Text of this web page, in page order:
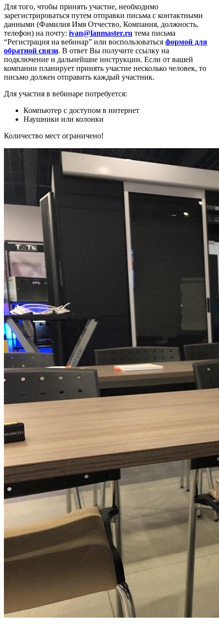
Для того, чтобы принять участие, необходимо
зарегистрироваться путем отправки письма с контактными
данными (Фамилия Имя Отчество, Компания, должность,
телефон) на почту: ivan@lanmaster.ru тема письма
“Регистрация на вебинар” или воспользоваться формой для
обратной связи. В ответ Вы получите ссылку на
подключение и дальнейшие инструкции. Если от вашей
компании планирует принять участие несколько человек, то
письмо должен отправить каждый участник.
Для участия в вебинаре потребуется:
Компьютер с доступом в интернет
Наушники или колонки
Количество мест ограничено!